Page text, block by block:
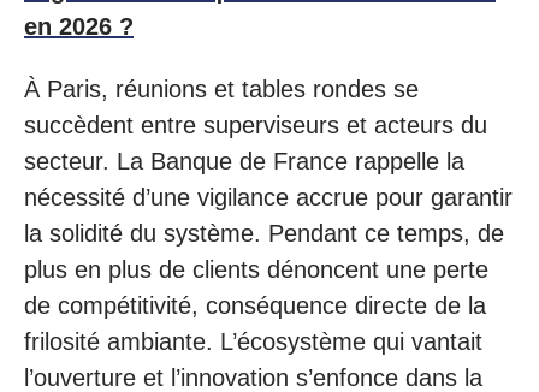
en 2026 ?
À Paris, réunions et tables rondes se
succèdent entre superviseurs et acteurs du
secteur. La Banque de France rappelle la
nécessité d’une vigilance accrue pour garantir
la solidité du système. Pendant ce temps, de
plus en plus de clients dénoncent une perte
de compétitivité, conséquence directe de la
frilosité ambiante. L’écosystème qui vantait
l’ouverture et l’innovation s’enfonce dans la